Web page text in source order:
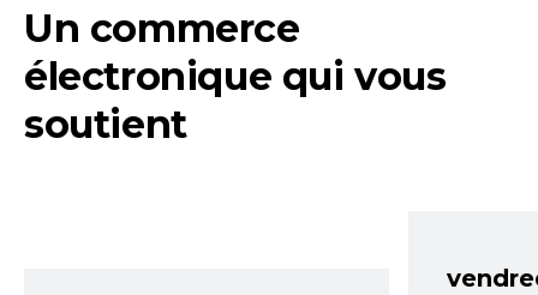
Un commerce
électronique qui vous
soutient